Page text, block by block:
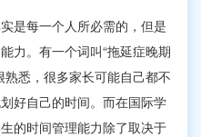
是每一个人所必需的，但是
力。有一个词叫“拖延症晚期
熟悉，很多家长可能自己都不
好自己的时间。而在国际学
的时间管理能力除了取决于